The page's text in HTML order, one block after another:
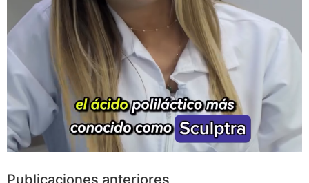
Publicaciones anteriores